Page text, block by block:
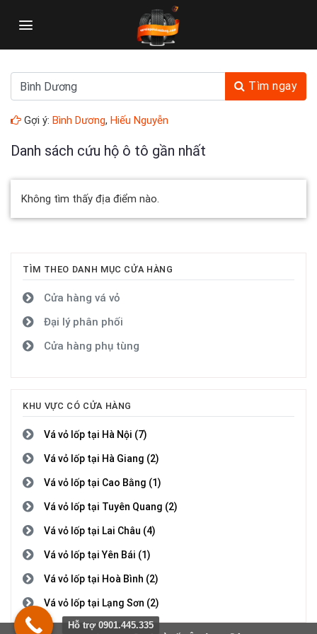
Tìm ngay
Gợi ý: Bình Dương, Hiếu Nguyễn
Danh sách cứu hộ ô tô gần nhất
Không tìm thấy địa điểm nào.
TÌM THEO DANH MỤC CỬA HÀNG
Cửa hàng vá vỏ
Đại lý phân phối
Cửa hàng phụ tùng
KHU VỰC CÓ CỬA HÀNG
Vá vỏ lốp tại Hà Nội (7)
Vá vỏ lốp tại Hà Giang (2)
Vá vỏ lốp tại Cao Bằng (1)
Vá vỏ lốp tại Tuyên Quang (2)
Vá vỏ lốp tại Lai Châu (4)
Vá vỏ lốp tại Yên Bái (1)
Vá vỏ lốp tại Hoà Bình (2)
Vá vỏ lốp tại Lạng Sơn (2)
Vá vỏ lốp tại Quảng Ninh (4)
Hỗ trợ 0901.445.335